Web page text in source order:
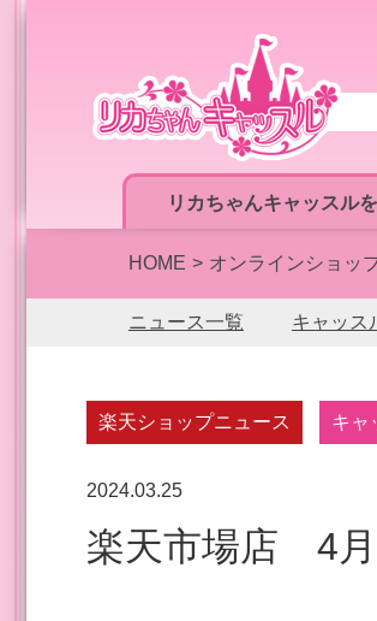
リカちゃんキャッスル
HOME オンラインショッ
ニュース一覧 キャッス
楽天ショップニュース キャ
2024.03.25
楽天市場店 4